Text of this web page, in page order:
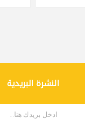
النشرة البريدية